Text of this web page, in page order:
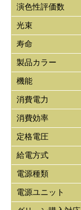
演色性評価数
光束
寿命
製品カラー
機能
消費電力
消費効率
定格電圧
給電方式
電源種類
電源ユニット